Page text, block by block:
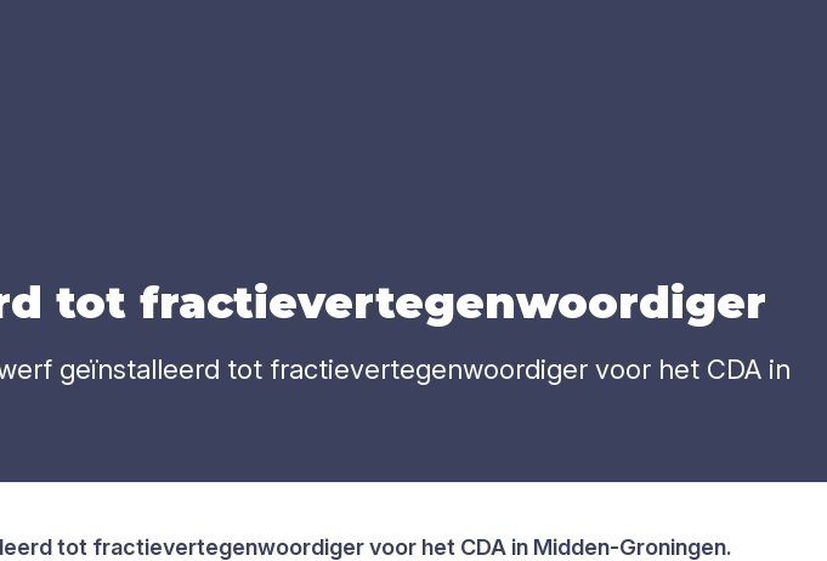
tot frac­tie­ver­te­gen­woor­di­ger
geïnstalleerd tot fractievertegenwoordiger voor het CDA in
tot fractievertegenwoordiger voor het CDA in Midden-Groningen.